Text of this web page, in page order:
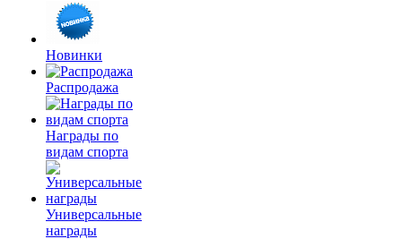
Новинки
Распродажа
Награды по
видам спорта
Универсальные
награды